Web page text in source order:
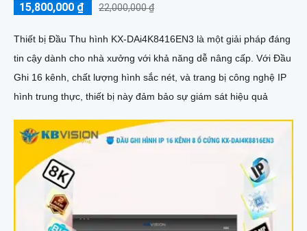
15,800,000 ₫ 22,000,000 ₫
Thiết bị Đầu Thu hình KX-DAi4K8416EN3 là một giải pháp đáng
tin cậy dành cho nhà xưởng với khả năng dễ nâng cấp. Với Đầu
Ghi 16 kênh, chất lượng hình sắc nét, và trang bị công nghệ IP
hình trung thực, thiết bị này đảm bảo sự giám sát hiệu quả